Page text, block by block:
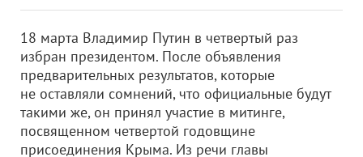
18 марта Владимир Путин в четвертый раз
избран президентом. После объявления
предварительных результатов, которые
не оставляли сомнений, что официальные будут
такими же, он принял участие в митинге,
посвященном четвертой годовщине
присоединения Крыма. Из речи главы